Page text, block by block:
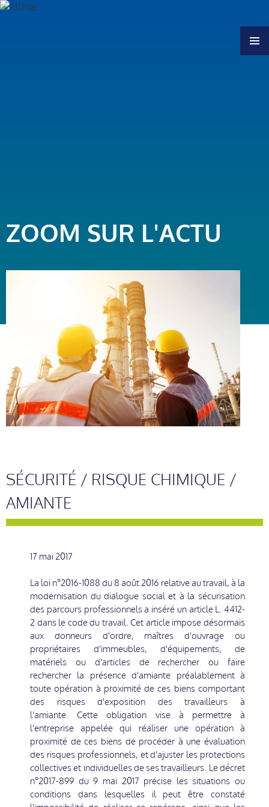
ZOOM SUR L'ACTU
SÉCURITÉ / RISQUE CHIMIQUE /
AMIANTE
17 mai 2017
La loi n°2016-1088 du 8 août 2016 relative au travail, à la
modernisation du dialogue social et à la sécurisation
des parcours professionnels a inséré un article L. 4412-
2 dans le code du travail. Cet article impose désormais
aux donneurs d'ordre, maîtres d'ouvrage ou
propriétaires d'immeubles, d'équipements, de
matériels ou d'articles de rechercher ou faire
rechercher la présence d'amiante préalablement à
toute opération à proximité de ces biens comportant
des risques d'exposition des travailleurs à
l'amiante. Cette obligation vise à permettre à
l'entreprise appelée qui réaliser une opération à
proximité de ces biens de procéder à une évaluation
des risques professionnels, et d'ajuster les protections
collectives et individuelles de ses travailleurs. Le décret
n°2017-899 du 9 mai 2017 précise les situations ou
conditions dans lesquelles il peut être constaté